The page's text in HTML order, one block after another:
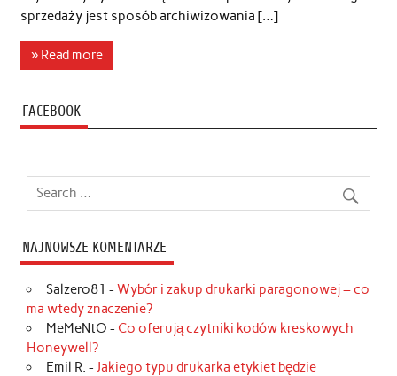
sprzedaży jest sposób archiwizowania […]
» Read more
FACEBOOK
NAJNOWSZE KOMENTARZE
Salzero81 - Wybór i zakup drukarki paragonowej – co
ma wtedy znaczenie?
MeMeNtO - Co oferują czytniki kodów kreskowych
Honeywell?
Emil R. - Jakiego typu drukarka etykiet będzie